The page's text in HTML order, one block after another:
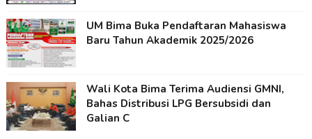
UM Bima Buka Pendaftaran Mahasiswa
Baru Tahun Akademik 2025/2026
Wali Kota Bima Terima Audiensi GMNI,
Bahas Distribusi LPG Bersubsidi dan
Galian C